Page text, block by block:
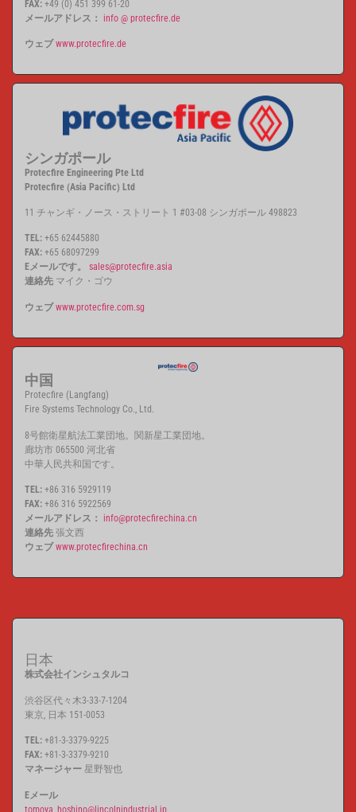
FAX: +49 (0) 451 399 61-20
メールアドレス： info @ protecfire.de
ウェブ www.protecfire.de
シンガポール
Protecfire Engineering Pte Ltd
Protecfire (Asia Pacific) Ltd
11 チャンギ・ノース・ストリート 1 #03-08 シンガポール 498823
TEL: +65 62445880
FAX: +65 68097299
Eメールです。
sales@protecfire.asia
連絡先 マイク・ゴウ
ウェブ www.protecfire.com.sg
中国
Protecfire (Langfang)
Fire Systems Technology Co., Ltd.
8号館衛星航法工業団地。関新星工業団地。
廊坊市 065500 河北省
中華人民共和国です。
TEL: +86 316 5929119
FAX: +86 316 5922569
メールアドレス：
info@protecfirechina.cn
連絡先 張文西
ウェブ www.protecfirechina.cn
日本
株式会社インシュタルコ
渋谷区代々木3-33-7-1204
東京, 日本 151-0053
TEL: +81-3-3379-9225
FAX: +81-3-3379-9210
マネージャー 星野智也
Eメール
tomoya_hoshino@lincolnindustrial.jp